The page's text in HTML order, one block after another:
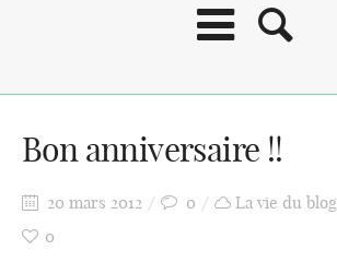
Bon anniversaire !!
20 mars 2012 0 La vie du blog
0